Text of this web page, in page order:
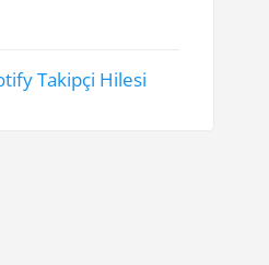
Takipçi Hilesi